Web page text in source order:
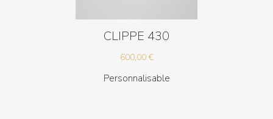
CLIPPE 430
600,00€
Personnalisable